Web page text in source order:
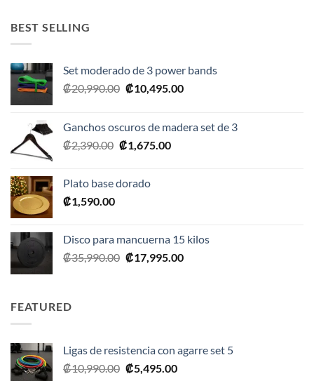
BEST SELLING
Set moderado de 3 power bands
₡20,990.00 El
era:
₡20,990.00.
₡10,495.00El
es:
Ganchos oscuros de madera set de 3
₡2,390.00 El
era:
₡1,675.00El
Plato base dorado
₡1,590.00
Disco para mancuerna 15 kilos
₡35,990.00 El
₡17,995.00El
FEATURED
Ligas de resistencia con agarre set 5
₡10,990.00 El
₡5,495.00El